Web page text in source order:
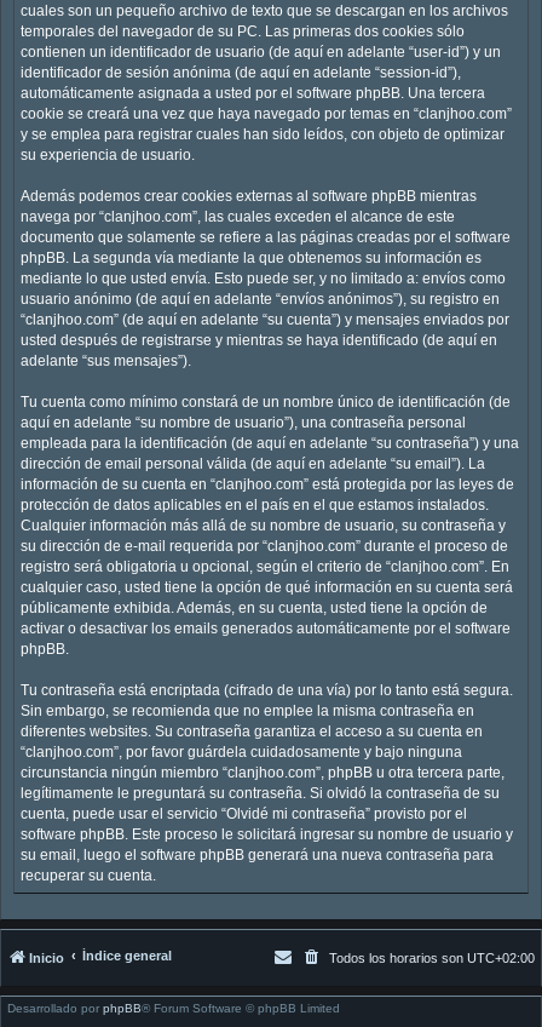
cuales son un pequeño archivo de texto que se descargan en los archivos
temporales del navegador de su PC. Las primeras dos cookies sólo
contienen un identificador de usuario (de aquí en adelante “user-id”) y un
identificador de sesión anónima (de aquí en adelante “session-id”),
automáticamente asignada a usted por el software phpBB. Una tercera
cookie se creará una vez que haya navegado por temas en “clanjhoo.com”
y se emplea para registrar cuales han sido leídos, con objeto de optimizar
su experiencia de usuario.
Además podemos crear cookies externas al software phpBB mientras
navega por “clanjhoo.com”, las cuales exceden el alcance de este
documento que solamente se refiere a las páginas creadas por el software
phpBB. La segunda vía mediante la que obtenemos su información es
mediante lo que usted envía. Esto puede ser, y no limitado a: envíos como
usuario anónimo (de aquí en adelante “envíos anónimos”), su registro en
“clanjhoo.com” (de aquí en adelante “su cuenta”) y mensajes enviados por
usted después de registrarse y mientras se haya identificado (de aquí en
adelante “sus mensajes”).
Tu cuenta como mínimo constará de un nombre único de identificación (de
aquí en adelante “su nombre de usuario”), una contraseña personal
empleada para la identificación (de aquí en adelante “su contraseña”) y una
dirección de email personal válida (de aquí en adelante “su email”). La
información de su cuenta en “clanjhoo.com” está protegida por las leyes de
protección de datos aplicables en el país en el que estamos instalados.
Cualquier información más allá de su nombre de usuario, su contraseña y
su dirección de e-mail requerida por “clanjhoo.com” durante el proceso de
registro será obligatoria u opcional, según el criterio de “clanjhoo.com”. En
cualquier caso, usted tiene la opción de qué información en su cuenta será
públicamente exhibida. Además, en su cuenta, usted tiene la opción de
activar o desactivar los emails generados automáticamente por el software
phpBB.
Tu contraseña está encriptada (cifrado de una vía) por lo tanto está segura.
Sin embargo, se recomienda que no emplee la misma contraseña en
diferentes websites. Su contraseña garantiza el acceso a su cuenta en
“clanjhoo.com”, por favor guárdela cuidadosamente y bajo ninguna
circunstancia ningún miembro “clanjhoo.com”, phpBB u otra tercera parte,
legítimamente le preguntará su contraseña. Si olvidó la contraseña de su
cuenta, puede usar el servicio “Olvidé mi contraseña” provisto por el
software phpBB. Este proceso le solicitará ingresar su nombre de usuario y
su email, luego el software phpBB generará una nueva contraseña para
recuperar su cuenta.
Inicio Índice general Todos los horarios son UTC+02:00
Desarrollado por phpBB® Forum Software © phpBB Limited